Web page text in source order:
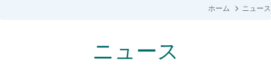
ホーム ニュース
ニュース